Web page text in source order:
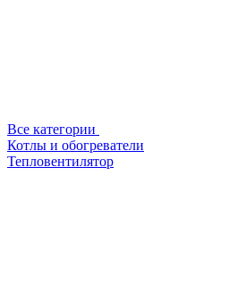
Все категории
Котлы и обогреватели
Тепловентилятор